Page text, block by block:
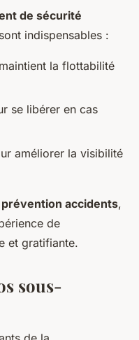
de sécurité
indispensables :
la flottabilité
se libérer en cas
améliorer la visibilité
prévention accidents,
de
et gratifiante.
sous-